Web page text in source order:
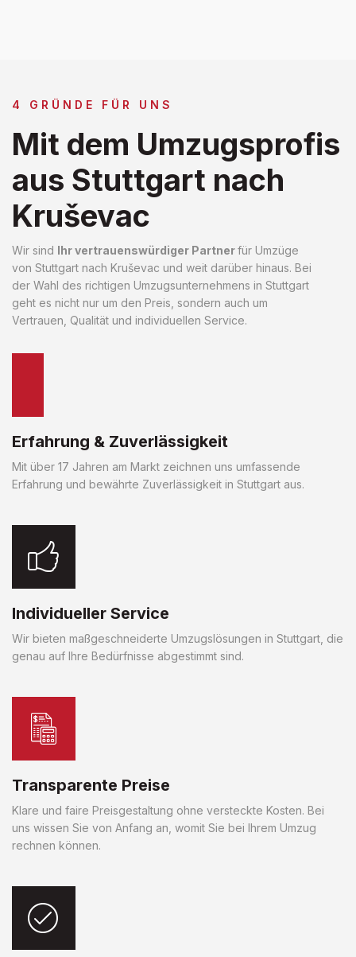
4 GRÜNDE FÜR UNS
Mit dem Umzugsprofis
aus Stuttgart nach
Kruševac
Wir sind Ihr vertrauenswürdiger Partnerfür Umzüge
von Stuttgart nach Kruševac und weit darüber hinaus. Bei
der Wahl des richtigen Umzugsunternehmens in Stuttgart
geht es nicht nur um den Preis, sondern auch um
Vertrauen, Qualität und individuellen Service.
Erfahrung & Zuverlässigkeit
Mit über 17 Jahren am Markt zeichnen uns umfassende
Erfahrung und bewährte Zuverlässigkeit in Stuttgart aus.
Individueller Service
Wir bieten maßgeschneiderte Umzugslösungen in Stuttgart, die
genau auf Ihre Bedürfnisse abgestimmt sind.
Transparente Preise
Klare und faire Preisgestaltung ohne versteckte Kosten. Bei
uns wissen Sie von Anfang an, womit Sie bei Ihrem Umzug
rechnen können.